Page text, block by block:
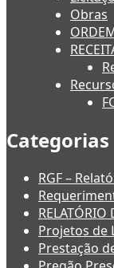
Obras
Categorias
RGF –
RELATÓRIO
Projetos de
Prestação